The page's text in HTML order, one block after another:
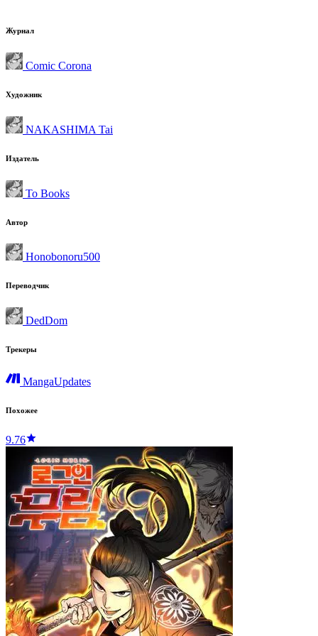
Журнал
Comic Corona
Художник
NAKASHIMA Tai
Издатель
To Books
Автор
Honobonoru500
Переводчик
DedDom
Трекеры
MangaUpdates
Похожее
9.76